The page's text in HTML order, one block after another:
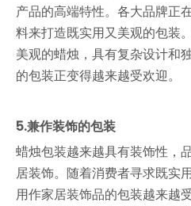
产品的高端特性。各大品牌正
料来打造既实用又美观的包装
美观的蜡烛，具有复杂设计和
的包装正变得越来越受欢迎。
5.兼作装饰的包装
蜡烛包装越来越具有装饰性，
居装饰。随着消费者寻求既实
用作家居装饰品的包装越来越